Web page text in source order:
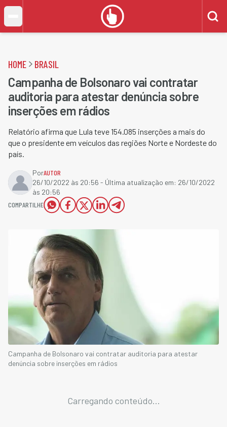
HOME BRASIL
Campanha de Bolsonaro vai contratar
auditoria para atestar denúncia sobre
inserções em rádios
Relatório afirma que Lula teve 154.085 inserções a mais do
que o presidente em veículos das regiões Norte e Nordeste do
país.
PorAUTOR
26/10/2022 às 20:56 - Última atualização em: 26/10/2022
às 20:56
COMPARTILHE
Campanha de Bolsonaro vai contratar auditoria para atestar
denúncia sobre inserções em rádios
Carregando conteúdo...